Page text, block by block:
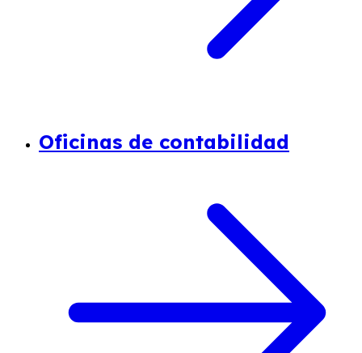
Oficinas de contabilidad